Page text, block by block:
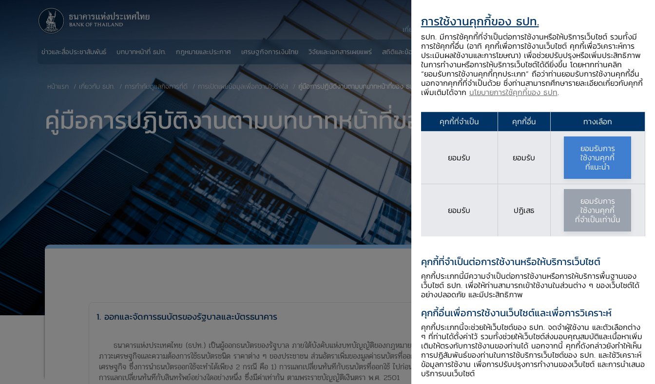
ข่าวและสื่อประชาสัมพันธ์ บทบาทหน้าที่ ธปท. กฎหมายและประกาศ เศรษฐกิจการเงินไทย วิจัยและเอกสารเผยแพร่ สถิติและข้อมูลเผยแพร่ บริการจาก ธปท. นวัตกรรมภาคการเงิน สตางค์ Story
เกี่ยวกับ ธปท. ติดต่อเรา ช่วยเหลือ / ร้องเรียน EN
หน้าแรก เกี่ยวกับ ธปท. การกำกับดูแลกิจการที่ดี การเปิดเผยข้อมูลเพื่อความโปร่งใส คู่มือการปฏิบัติงานตามบทบาทหน้าที่ของ ธปท.
คู่มือการปฏิบัติงานตามบทบาทหน้าที่ของ ธปท.
1. ออกและจัดการธนบัตรของรัฐบาลและบัตรธนาคาร
ธนาคารแห่งประเทศไทย (ธปท.) เป็นผู้ออกธนบัตรของรัฐบาล ภายใต้บังคับแห่งบทบัญญัติของกฎหมายว่าด้วยเงินตรา โดยปริมาณธนบัตรนั้นขึ้นอยู่กับ
ภาวะเศรษฐกิจและความต้องการใช้ธนบัตรชนิด ราคาต่าง ๆ ของประชาชน ส่วนอัตราเพิ่มของมูลค่าธนบัตรที่ออกใช้จะเป็นอัตราที่เหมาะสมกับความเติบโตทาง
เศรษฐกิจ ซึ่งการนำธนบัตรออกใช้จะทำได้เพียง 2 กรณี คือ 1) การแลกเปลี่ยนทันทีกับธนบัตรที่ออกใช้ ไปก่อนแล้วถอนคืนจากการออกใช้ในมูลค่าเท่ากันและ 2)
การแลกเปลี่ยนทันทีกับสินทรัพย์อย่างใดอย่างหนึ่ง ซึ่งมีค่าเท่ากัน ตามพระราชบัญญัติเงินตรา พ.ศ. 2501
การใช้งานคุกกี้ของ ธปท.
ธปท. มีการใช้คุกกี้ที่จำเป็นต่อการใช้งานหรือให้บริการเว็บไซต์ รวมทั้งมี
การใช้คุกกี้อื่น (อาทิ คุกกี้เพื่อการใช้งานเว็บไซต์ คุกกี้เพื่อวิเคราะห์การ
ประเมินผลใช้งานและการโฆษณา) เพื่อช่วยปรับปรุงหรือเพิ่มประสิทธิภาพ
ในการทำงานหรือการให้บริการเว็บไซต์ได้ดียิ่งขึ้น โดยหากท่านคลิก
“ยอมรับการใช้งานคุกกี้ทุกประเภท” ถือว่าท่านยอมรับการใช้งานคุกกี้อื่น
นอกจากคุกกี้ที่จำเป็นด้วย ซึ่งท่านสามารถศึกษารายละเอียดเกี่ยวกับคุกกี้
เพิ่มเติมได้จาก นโยบายการใช้คุกกี้ของ ธปท.
คุกกี้ที่จำเป็น คุกกี้อื่น ทางเลือก
ยอมรับ ยอมรับ
ยอมรับการ
ใช้งานคุกกี้
ที่แนะนำ
ยอมรับ ปฏิเสธ
ยอมรับการ
ใช้งานคุกกี้
ที่จำเป็นเท่านั้น
คุกกี้ที่จำเป็นต่อการใช้งานหรือให้บริการเว็บไซต์
คุกกี้ประเภทนี้มีความจำเป็นต่อการใช้งานหรือการให้บริการพื้นฐานของ
เว็บไซต์ ธปท. เพื่อให้ท่านสามารถเข้าใช้งานในส่วนต่าง ๆ ของเว็บไซต์ได้
อย่างปลอดภัย และมีประสิทธิภาพ
คุกกี้อื่นเพื่อการใช้งานเว็บไซต์และเพื่อการวิเคราะห์
คุกกี้ประเภทนี้จะช่วยให้เว็บไซต์ของ ธปท. จดจำผู้ใช้งาน และตัวเลือกต่าง
ๆ ที่ท่านได้ตั้งค่าไว้ รวมทั้งช่วยให้เว็บไซต์ส่งมอบคุณสมบัติและเนื้อหาเพิ่ม
เติมให้ตรงกับการใช้งานของท่านได้ นอกจากนี้ คุกกี้ดังกล่าวยังทำให้เห็น
การปฏิสัมพันธ์ของท่านในการใช้บริการเว็บไซต์ของ ธปท. และใช้วิเคราะห์
ข้อมูลการใช้งาน เพื่อการปรับปรุงการทำงานของเว็บไซต์ และการนำเสนอ
บริการบนเว็บไซต์